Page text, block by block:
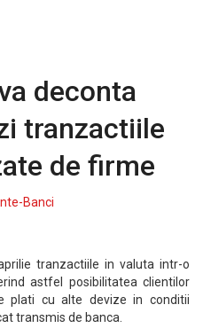
deconta
tranzactiile
de firme
Banci
tranzactiile in valuta intr-o
astfel posibilitatea clientilor
plati cu alte devize in conditii
transmis de banca.